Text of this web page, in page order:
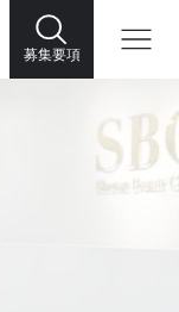
募集要項